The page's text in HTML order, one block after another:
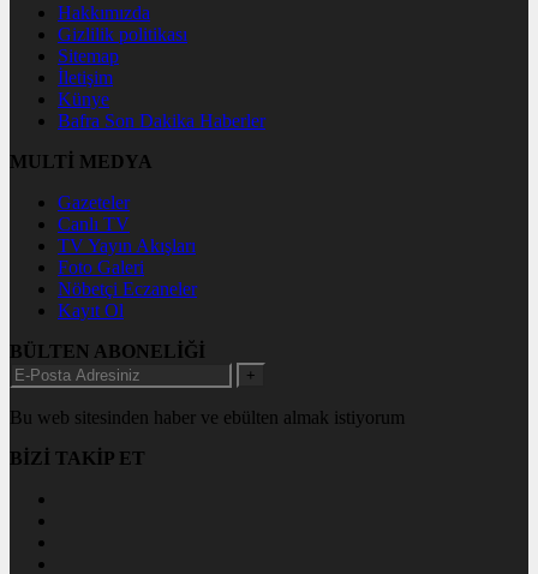
Hakkımızda
Gizlilik politikası
Sitemap
İletişim
Künye
Bafra Son Dakika Haberler
MULTİ MEDYA
Gazeteler
Canlı TV
TV Yayın Akışları
Foto Galeri
Nöbetçi Eczaneler
Kayıt Ol
BÜLTEN ABONELİĞİ
+
Bu web sitesinden haber ve ebülten almak istiyorum
BİZİ TAKİP ET